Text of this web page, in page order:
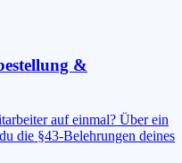
&
auf einmal? Über ein
die §43-Belehrungen deines